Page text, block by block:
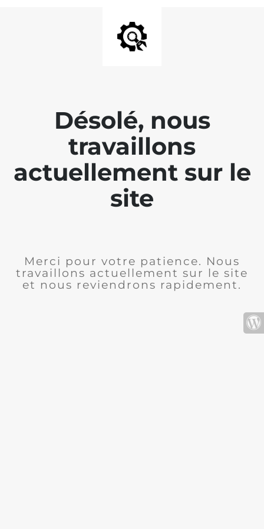
Désolé, nous
travaillons
actuellement sur le
site
Merci pour votre patience. Nous
travaillons actuellement sur le site
et nous reviendrons rapidement.